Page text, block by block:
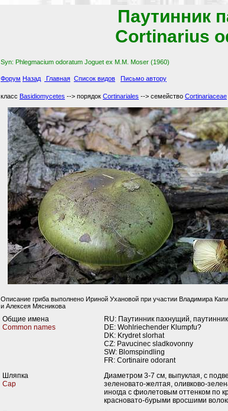
Паутинник
Cortinarius
Syn: Phlegmacium odoratum Joguet ex M.M. Moser (1960)
Форум Назад Главная Список видов Письмо автору
класс Basidiomycetes --> порядок Cortinariales --> семейство Cortinariaceae
Описание гриба выполнено Ириной Ухановой при участии Владимира
и Алексея Мясникова
Общие имена
Common names
RU: Паутинник пахнущий,
DE: Wohlriechender Klumpfu?
DK: Krydret slorhat
CZ: Pavucinec sladkovonny
SW: Blomspindling
FR: Cortinaire odorant
Шляпка
Cap
Диаметром 3-7 см, выпуклая, с
зеленовато-желтая, оливково-
иногда с фиолетовым оттенком по
красновато-бурыми вросшими